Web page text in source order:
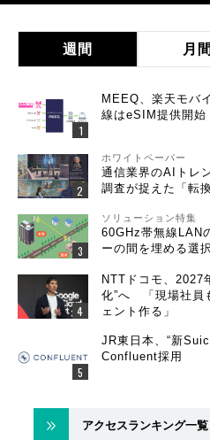
週間 月間
MEEQ、楽天モバ
線はeSIM提供開始
ホワイトペーパー
通信業界のAIトレ
調査が捉えた「転換
ソリューション特集
60GHz帯無線
ーの間を埋める選
NTTドコモ、2027
化”へ 「現場社員
ェント作る」
JR東日本、“新
Confluent採用
アクセスランキング一覧